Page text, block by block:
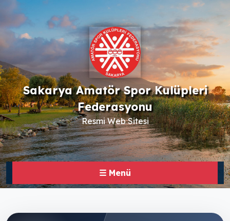
Sakarya Amatör Spor Kulüpleri
Federasyonu
Resmi Web Sitesi
☰ Menü